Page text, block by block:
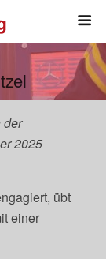
der
2025
übt
einer